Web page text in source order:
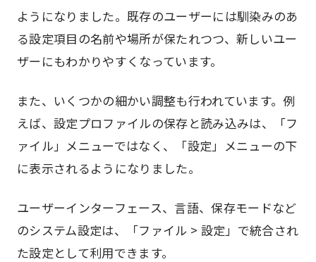
ようになりました。既存のユーザーには馴染みのあ
る設定項目の名前や場所が保たれつつ、新しいユー
ザーにもわかりやすくなっています。
また、いくつかの細かい調整も行われています。例
えば、設定プロファイルの保存と読み込みは、「フ
ァイル」メニューではなく、「設定」メニューの下
に表示されるようになりました。
ユーザーインターフェース、言語、保存モードなど
のシステム設定は、「ファイル > 設定」で統合され
た設定として利用できます。